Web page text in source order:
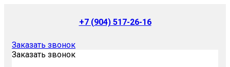
+7 (904) 517-26-16
Заказать звонок
Заказать звонок